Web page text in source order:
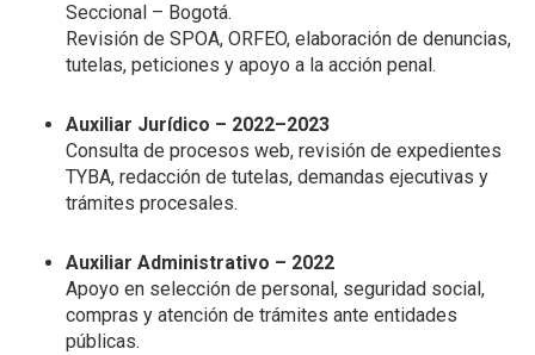
Seccional – Bogotá.
Revisión de SPOA, ORFEO, elaboración de denuncias,
tutelas, peticiones y apoyo a la acción penal.
Auxiliar Jurídico – 2022–2023
Consulta de procesos web, revisión de expedientes
TYBA, redacción de tutelas, demandas ejecutivas y
trámites procesales.
Auxiliar Administrativo – 2022
Apoyo en selección de personal, seguridad social,
compras y atención de trámites ante entidades
públicas.